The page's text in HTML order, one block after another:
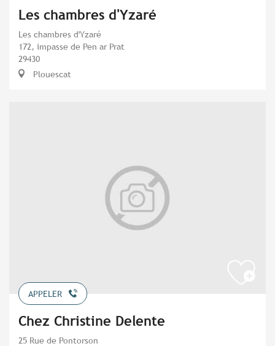
Les chambres d'Yzaré
Les chambres d'Yzaré
172, impasse de Pen ar Prat
29430
Plouescat
APPELER
Chez Christine Delente
25 Rue de Pontorson